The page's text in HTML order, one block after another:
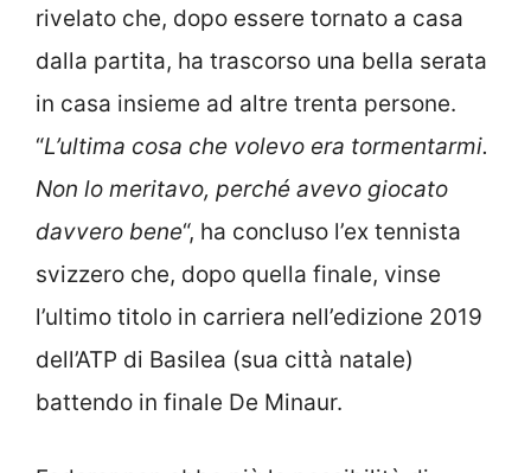
rivelato che, dopo essere tornato a casa
dalla partita, ha trascorso una bella serata
in casa insieme ad altre trenta persone.
“L’ultima cosa che volevo era tormentarmi.
Non lo meritavo, perché avevo giocato
davvero bene“, ha concluso l’ex tennista
svizzero che, dopo quella finale, vinse
l’ultimo titolo in carriera nell’edizione 2019
dell’ATP di Basilea (sua città natale)
battendo in finale De Minaur.